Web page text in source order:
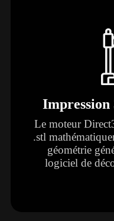
Impression
Le moteur
.stl
géométrie
logiciel de